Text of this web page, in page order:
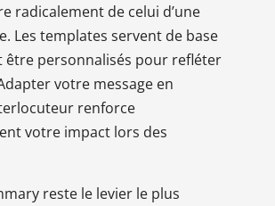
radicalement de celui d’une
Les templates servent de base
être personnalisés pour refléter
votre message en
renforce
votre impact lors des
reste le levier le plus